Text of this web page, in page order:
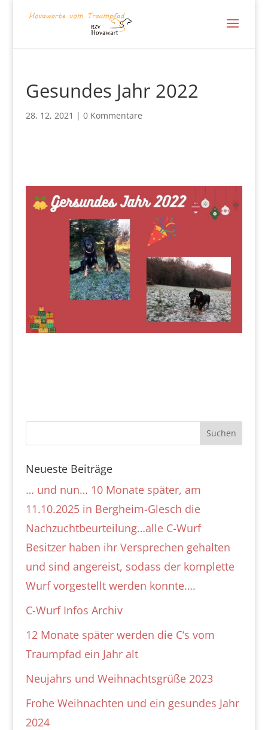
Gesundes Jahr 2022
28, 12, 2021 | 0 Kommentare
Neueste Beiträge
… und nun… 10 Monate später, am
11.10.2025 in Bergheim-Glesch die
Nachzuchtbeurteilung…alle C-Wurf
Besitzer haben ihr Versprechen gehalten
und sind angereist, sodass der komplette
Wurf vorgestellt werden konnte….
C-Wurf Infos Archiv
12 Monate später werden die C‘s vom
Traumpfad ein Jahr alt
Neujahrs und Weihnachtsgrüße 2023
Frohe Weihnachten und ein gesundes Jahr
2024